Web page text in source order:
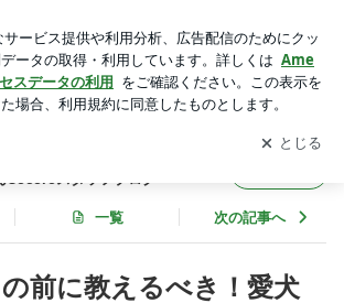
和 - 犬のしつけ教室・犬のようちえんCo
ードして ブログの更新通知
を受け取りまし
開く
Cocoroスタッフブログ
一覧 次の記事へ
の前に教えるべき！愛犬